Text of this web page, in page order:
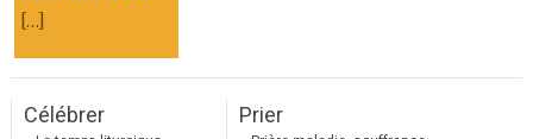
[…]
Célébrer Prier